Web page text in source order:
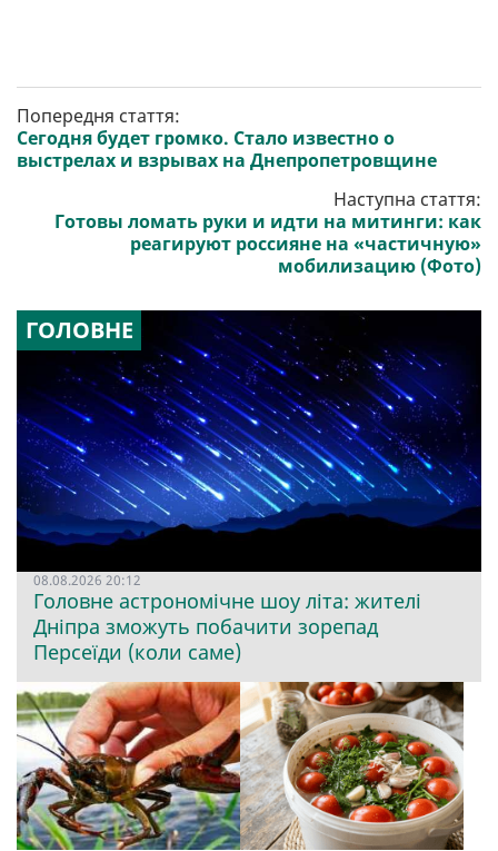
Попередня стаття:
Сегодня будет громко. Стало известно о
выстрелах и взрывах на Днепропетровщине
Наступна стаття:
Готовы ломать руки и идти на митинги: как
реагируют россияне на «частичную»
мобилизацию (Фото)
ГОЛОВНЕ
08.08.2026 20:12
Головне астрономічне шоу літа: жителі
Дніпра зможуть побачити зорепад
Персеїди (коли саме)